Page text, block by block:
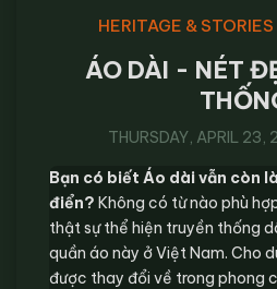
HERITAGE & STORIES
ÁO DÀI - NÉT
THURSDAY, APRIL
Bạn có biết Áo dài vẫn còn
điển? Không có từ nào phù
thật sự thể hiện truyền thống
quần áo này ở Việt Nam. Cho
được thay đổi về trong phong